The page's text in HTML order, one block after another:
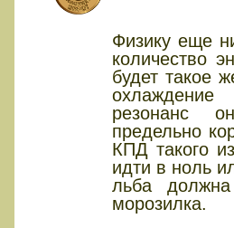
Физику еще
количество
будет такое
резонанс
предельно
КПД такого
идти в ноль
льба
морозилка.